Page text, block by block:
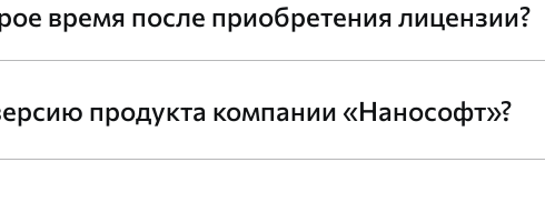
время после приобретения лицензии?
продукта компании «Нанософт»?